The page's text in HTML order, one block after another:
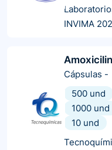
INVIMA
Cápsulas -
500 und
1000 und
10 und